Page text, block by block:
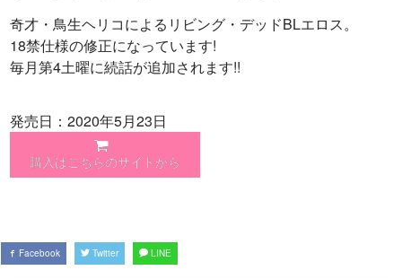
奇才・鳥生ヘリコによるリビング・デッドBLエロス。
18禁仕様の修正になっています!
毎月第4土曜に続話が追加されます!!
発売日：2020年5月23日
購入はこちらのサイトから
Facebook Twitter LINE